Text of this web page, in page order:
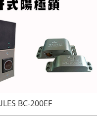
雙速系列
比例 搖桿 無段變數
BC-200EF